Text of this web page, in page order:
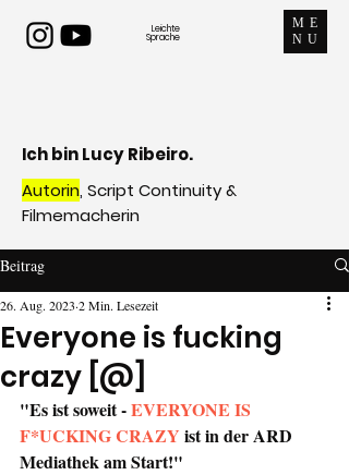
Leichte
Sprache
ME
NU
Ich bin Lucy Ribeiro.
Autorin, Script Continuity &
Filmemacherin
Beitrag
Everyone is fucking
crazy [@]
26. Aug. 2023 2 Min. Lesezeit
"Es ist soweit - EVERYONE IS
F*UCKING CRAZY ist in der ARD
Mediathek am Start!"